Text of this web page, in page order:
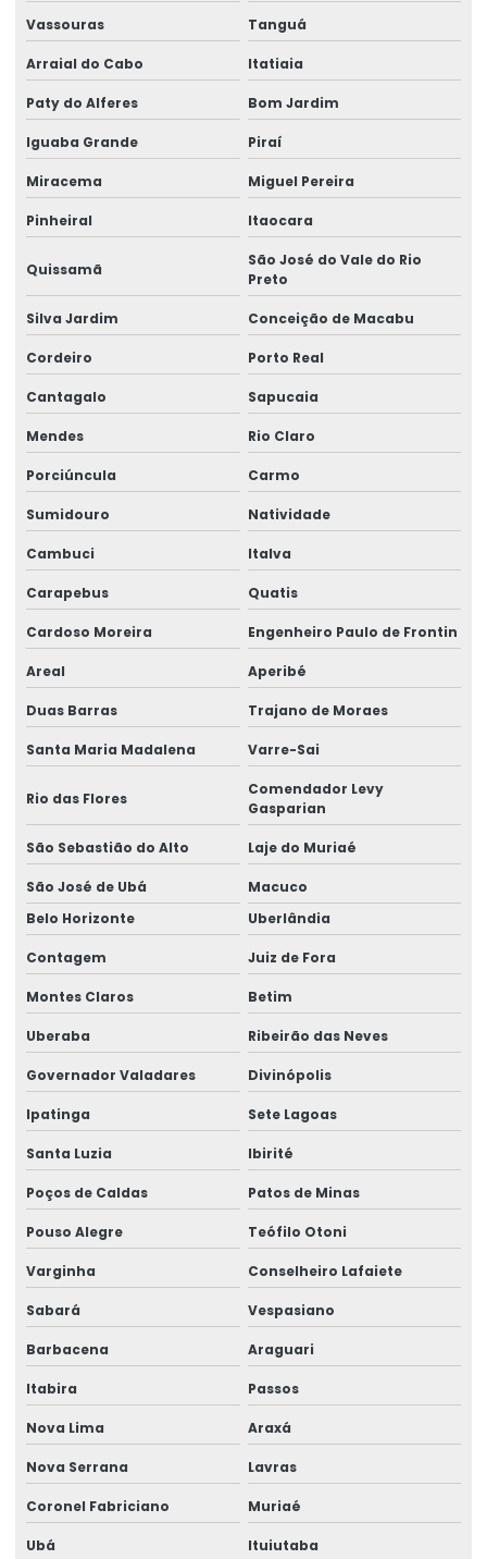
Laudo de ponte rolante
Limitador de carga para ponte rolante
Manutenção corretiva de ponte rolante em am
Manutenção corretiva de ponte rolante em sc
Manutenção corretiva em pontes rolantes
Manutenção corretiva em talhas
Manutenção De Pontes Rolantes
Manutenção ponte rolante rio de janeiro
Manutenção ponte rolante santa catarina
Manutenção ponte rolante swf
Manutenção preventiva de ponte rolante em am
Manutenção preventiva ponte rolante araquari
Manutenção preventiva ponte rolante caxias do sul
Manutenção preventiva ponte rolante curitiba
Manutenção preventiva ponte rolante itajaí
Manutenção preventiva ponte rolante jaraguá do sul
Manutenção preventiva ponte rolante joinville
Manutenção preventiva de ponte rolante em mg
Manutenção preventiva de ponte rolante em pr
Manutenção preventiva ponte rolante rio do sul
Manutenção preventiva de ponte rolante em rs
Manutenção preventiva de ponte rolante em sp
Manutenção preventiva em pontes rolantes
Manutenção preventiva de talha elétrica em am
Manutenção preventiva de talha elétrica em mg
Manutenção preventiva de talha elétrica em pr
Manutenção preventiva de talha elétrica em rs
Manutenção preventiva de talha elétrica em sc
Manutenção preventiva de talha elétrica em sp
Manutenção preventiva em talhas elétricas
Modernização de ponte rolante
Vassouras Tanguá
Arraial do Cabo Itatiaia
Paty do Alferes Bom Jardim
Iguaba Grande Piraí
Miracema Miguel Pereira
Pinheiral Itaocara
Quissamã
São José do Vale do Rio
Preto
Silva Jardim Conceição de Macabu
Cordeiro Porto Real
Cantagalo Sapucaia
Mendes Rio Claro
Porciúncula Carmo
Sumidouro Natividade
Cambuci Italva
Carapebus Quatis
Cardoso Moreira Engenheiro Paulo de Frontin
Areal Aperibé
Duas Barras Trajano de Moraes
Santa Maria Madalena Varre-Sai
Rio das Flores
Comendador Levy
Gasparian
São Sebastião do Alto Laje do Muriaé
São José de Ubá
Macuco
Belo Horizonte
Uberlândia
Contagem Juiz de Fora
Montes Claros Betim
Uberaba Ribeirão das Neves
Governador Valadares Divinópolis
Ipatinga Sete Lagoas
Santa Luzia Ibirité
Poços de Caldas Patos de Minas
Pouso Alegre Teófilo Otoni
Varginha Conselheiro Lafaiete
Sabará Vespasiano
Barbacena Araguari
Itabira Passos
Nova Lima Araxá
Nova Serrana Lavras
Coronel Fabriciano Muriaé
Ubá Ituiutaba